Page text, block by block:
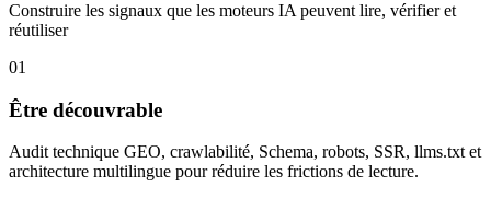
Construire les signaux que les moteurs IA peuvent lire, vérifier et
réutiliser
01
Être découvrable
Audit technique GEO, crawlabilité, Schema, robots, SSR, llms.txt et
architecture multilingue pour réduire les frictions de lecture.